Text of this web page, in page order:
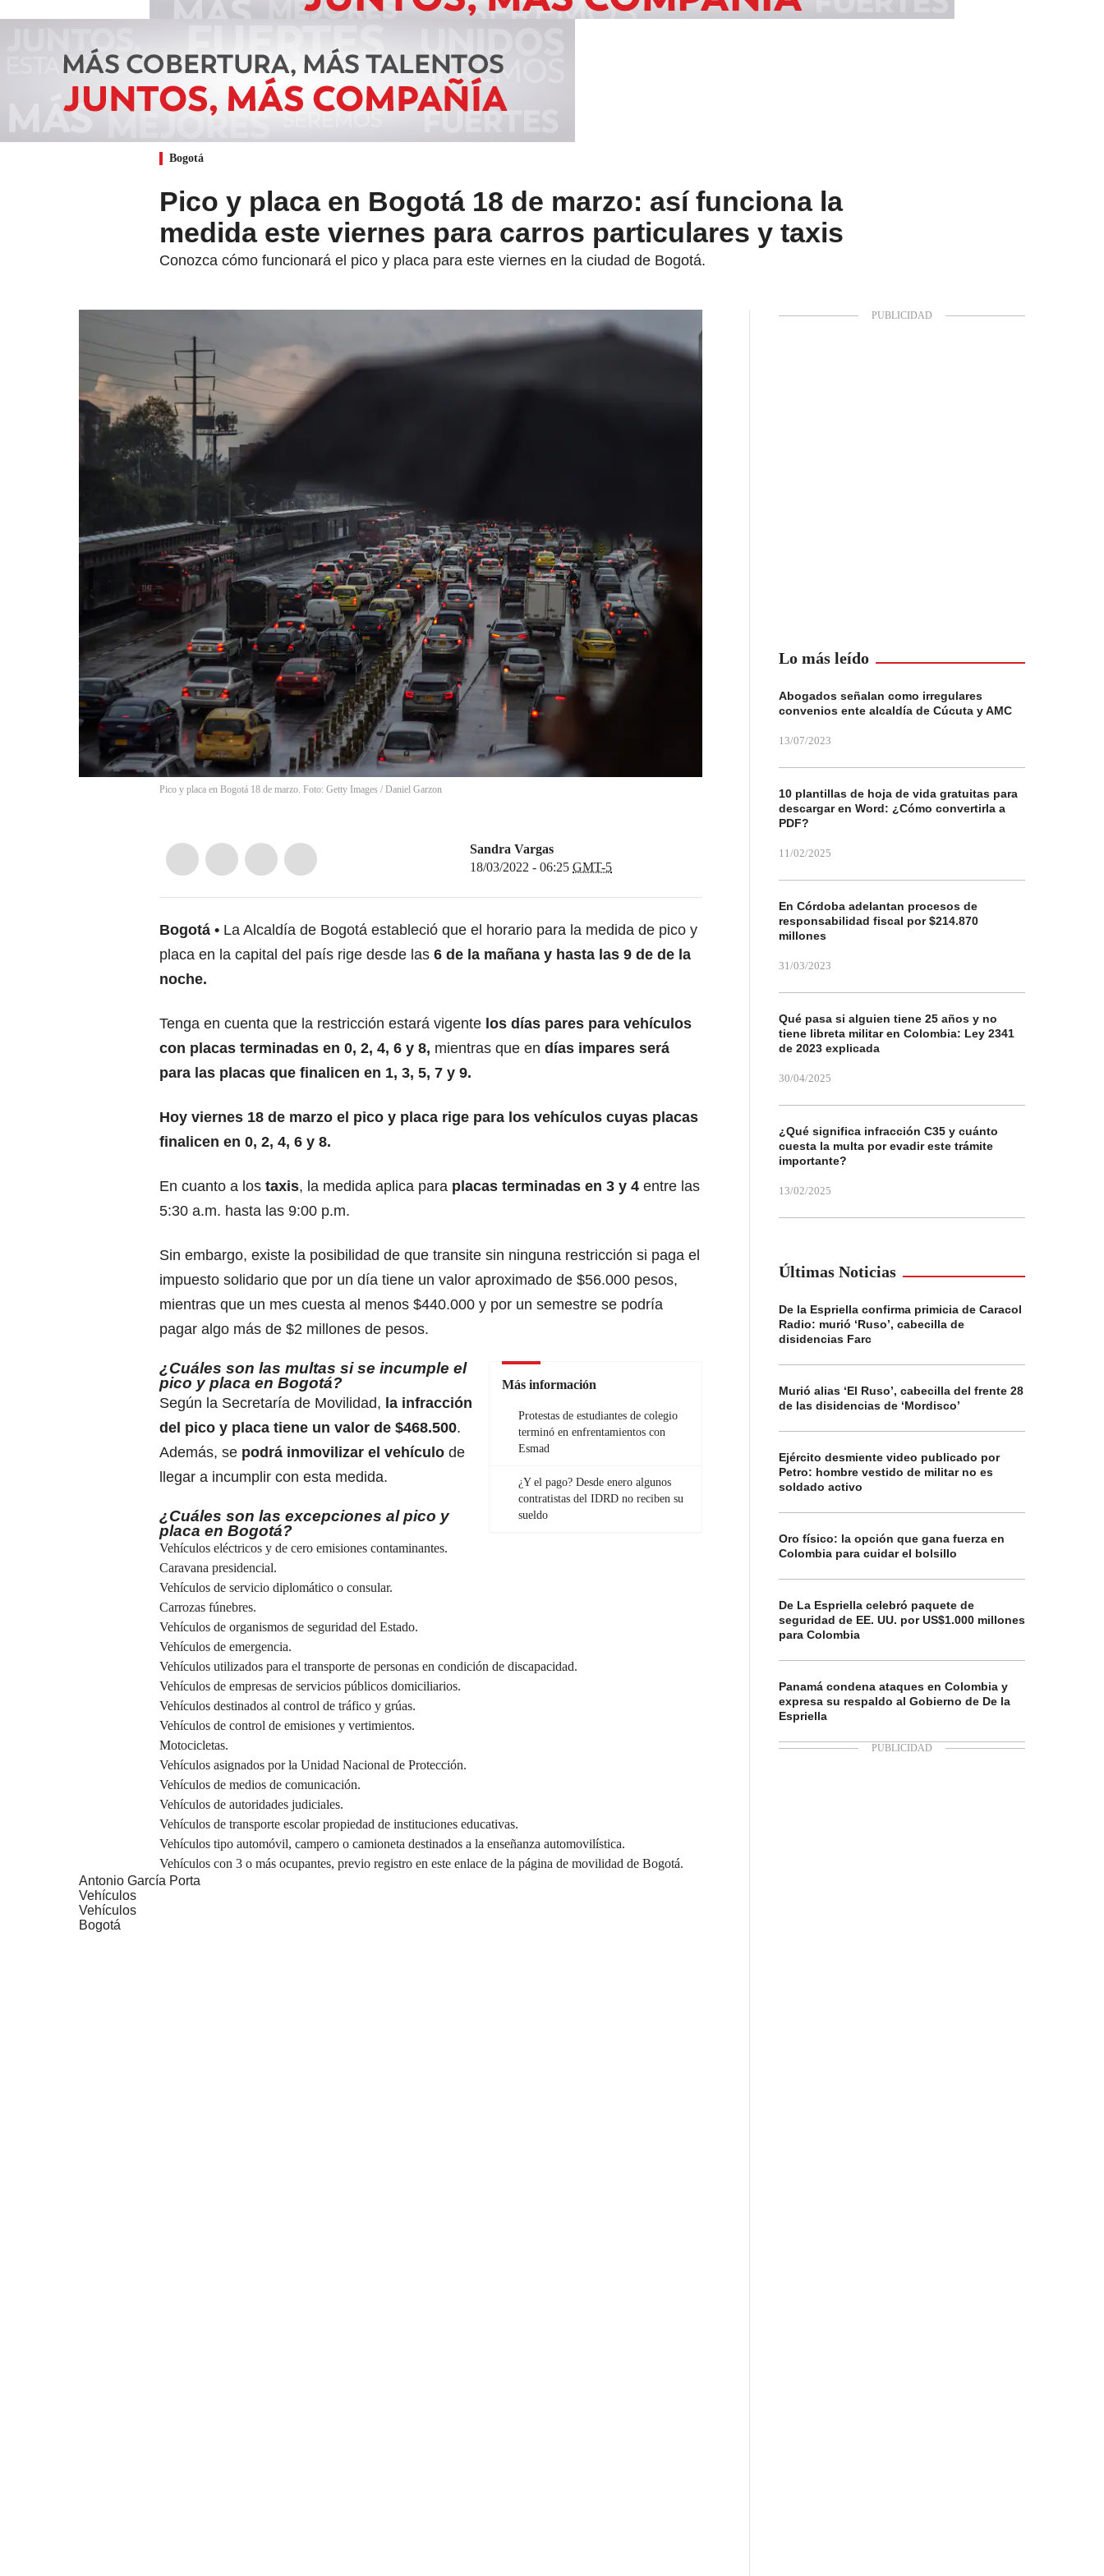
Bogotá
Pico y placa en Bogotá 18 de marzo: así funciona la
medida este viernes para carros particulares y taxis
Conozca cómo funcionará el pico y placa para este viernes en la ciudad de Bogotá.
Pico y placa en Bogotá 18 de marzo. Foto: Getty Images / Daniel Garzon
Sandra Vargas
18/03/2022 - 06:25 GMT-5
Bogotá
La Alcaldía de Bogotá estableció que el horario para la medida de pico y
placa en la capital del país rige desde las 6 de la mañana y hasta las 9 de de la
noche.
Tenga en cuenta que la restricción estará vigente los días pares para vehículos
con placas terminadas en 0, 2, 4, 6 y 8, mientras que en días impares será
para las placas que finalicen en 1, 3, 5, 7 y 9.
Hoy viernes 18 de marzo el pico y placa rige para los vehículos cuyas placas
finalicen en 0, 2, 4, 6 y 8.
En cuanto a los taxis, la medida aplica para placas terminadas en 3 y 4 entre las
5:30 a.m. hasta las 9:00 p.m.
Sin embargo, existe la posibilidad de que transite sin ninguna restricción si paga el
impuesto solidario que por un día tiene un valor aproximado de $56.000 pesos,
mientras que un mes cuesta al menos $440.000 y por un semestre se podría
pagar algo más de $2 millones de pesos.
Más información
Protestas de estudiantes de colegio
terminó en enfrentamientos con
Esmad
¿Y el pago? Desde enero algunos
contratistas del IDRD no reciben su
sueldo
¿Cuáles son las multas si se incumple el
pico y placa en Bogotá?
Según la Secretaría de Movilidad, la infracción
del pico y placa tiene un valor de $468.500.
Además, se podrá inmovilizar el vehículo de
llegar a incumplir con esta medida.
¿Cuáles son las excepciones al pico y
placa en Bogotá?
Vehículos eléctricos y de cero emisiones contaminantes.
Caravana presidencial.
Vehículos de servicio diplomático o consular.
Carrozas fúnebres.
Vehículos de organismos de seguridad del Estado.
Vehículos de emergencia.
Vehículos utilizados para el transporte de personas en condición de discapacidad.
Vehículos de empresas de servicios públicos domiciliarios.
Vehículos destinados al control de tráfico y grúas.
Vehículos de control de emisiones y vertimientos.
Motocicletas.
Vehículos asignados por la Unidad Nacional de Protección.
Vehículos de medios de comunicación.
Vehículos de autoridades judiciales.
Vehículos de transporte escolar propiedad de instituciones educativas.
Vehículos tipo automóvil, campero o camioneta destinados a la enseñanza automovilística.
Vehículos con 3 o más ocupantes, previo registro en este enlace de la página de movilidad de Bogotá.
Antonio García Porta
Vehículos
Vehículos
Bogotá
Lo más leído
Abogados señalan como irregulares
convenios ente alcaldía de Cúcuta y AMC
13/07/2023
10 plantillas de hoja de vida gratuitas para
descargar en Word: ¿Cómo convertirla a
PDF?
11/02/2025
En Córdoba adelantan procesos de
responsabilidad fiscal por $214.870
millones
31/03/2023
Qué pasa si alguien tiene 25 años y no
tiene libreta militar en Colombia: Ley 2341
de 2023 explicada
30/04/2025
¿Qué significa infracción C35 y cuánto
cuesta la multa por evadir este trámite
importante?
13/02/2025
Últimas Noticias
De la Espriella confirma primicia de Caracol
Radio: murió ‘Ruso’, cabecilla de
disidencias Farc
Murió alias ‘El Ruso’, cabecilla del frente 28
de las disidencias de ‘Mordisco’
Ejército desmiente video publicado por
Petro: hombre vestido de militar no es
soldado activo
Oro físico: la opción que gana fuerza en
Colombia para cuidar el bolsillo
De La Espriella celebró paquete de
seguridad de EE. UU. por US$1.000 millones
para Colombia
Panamá condena ataques en Colombia y
expresa su respaldo al Gobierno de De la
Espriella